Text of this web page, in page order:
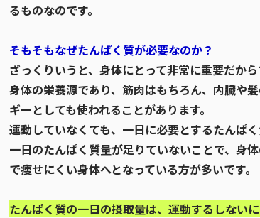
るものなのです。
そもそもなぜたんぱく質が必要なのか？
ざっくりいうと、身体にとって非常に重要だから
身体の栄養源であり、筋肉はもちろん、内臓や
ギーとしても使われることがあります。
運動していなくても、一日に必要とするたんぱく
一日のたんぱく質量が足りていないことで、身
で痩せにくい身体へとなっている方が多いです。
たんぱく質の一日の摂取量は、運動するしない